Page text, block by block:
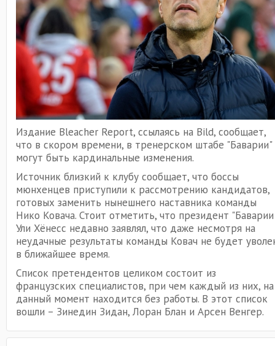
Издание Bleacher Report, ссылаясь на Bild, сообщает,
что в скором времени, в тренерском штабе "Баварии"
могут быть кардинальные изменения.
Источник близкий к клубу сообщает, что боссы
мюнхенцев приступили к рассмотрению кандидатов,
готовых заменить нынешнего наставника команды
Нико Ковача. Стоит отметить, что президент
Ули Хёнесс недавно заявлял, что даже несмотря на
неудачные результаты команды Ковач не будет
в ближайшее время.
Список претендентов целиком состоит из
французских специалистов, при чем каждый из них, на
данный момент находится без работы. В этот список
вошли – Зинедин Зидан, Лоран Блан и Арсен Венгер.